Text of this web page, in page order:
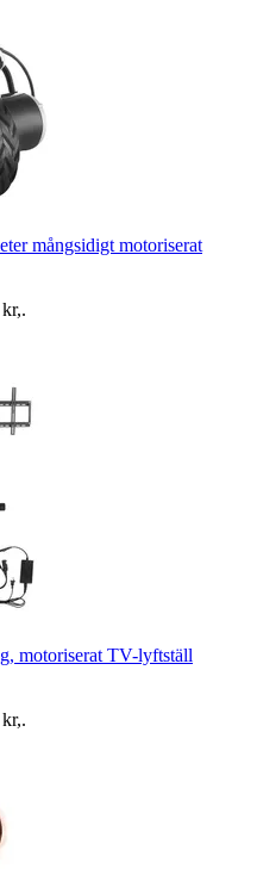
mångsidigt motoriserat
,.
motoriserat TV-lyftställ
,.